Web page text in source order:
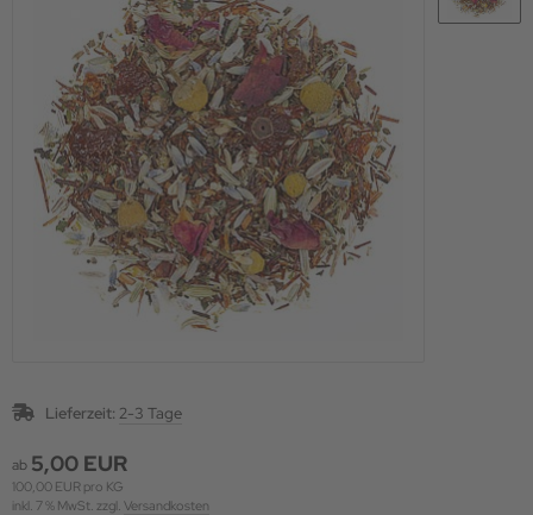
Lieferzeit: 2-3 Tage
ab 5,00 EUR
100,00 EUR pro KG
inkl. 7 % MwSt. zzgl. Versandkosten